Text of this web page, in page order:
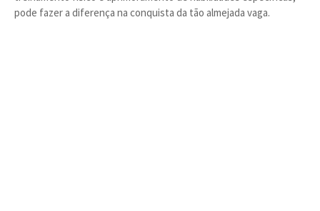
pode fazer a diferença na conquista da tão almejada vaga.